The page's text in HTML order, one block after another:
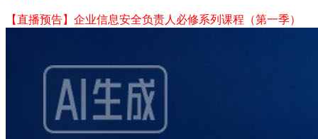
【直播预告】企业信息安全负责人必修系列课程（第一季）